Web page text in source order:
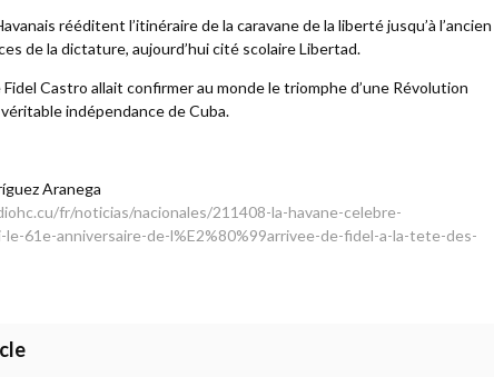
rééditent l’itinéraire de la caravane de la liberté jusqu’à l’ancien
de la dictature, aujourd’hui cité scolaire Libertad.
Castro allait confirmer au monde le triomphe d’une Révolution
indépendance de Cuba.
Aranega
fr/noticias/nacionales/211408-la-havane-celebre-
le-61e-anniversaire-de-l%E2%80%99arrivee-de-fidel-a-la-tete-des-